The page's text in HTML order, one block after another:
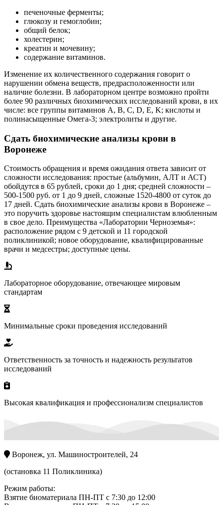
печеночные ферменты;
глюкозу и гемоглобин;
общий белок;
холестерин;
креатин и мочевину;
содержание витаминов.
Изменение их количественного содержания говорит о
нарушении обмена веществ, предрасположенности или
наличие болезни. В лабораторном центре возможно пройти
более 90 различных биохимических исследований крови, в их
числе: все группы витаминов A, B, C, D, E, K; кислоты и
полинасыщенные Омега-3; электролиты и другие.
Сдать биохимические анализы крови в
Воронеже
Стоимость обращения и время ожидания ответа зависит от
сложности исследования: простые (альбумин, АЛТ и АСТ)
обойдутся в 65 рублей, сроки до 1 дня; средней сложности –
500-1500 руб. от 1 до 9 дней, сложные 1520-4800 от суток до
17 дней. Сдать биохимические анализы крови в Воронеже –
это поручить здоровье настоящим специалистам влюбленным
в свое дело. Преимущества «Лаборатории Черноземья»:
расположение рядом с 9 детской и 11 городской
поликлиникой; новое оборудование, квалифицированные
врачи и медсестры; доступные цены.
Лабораторное оборудование, отвечающее мировым
стандартам
Минимальные сроки проведения исследований
Ответственность за точность и надежность результатов
исследований
Высокая квалификация и профессионализм специалистов
Воронеж, ул. Машиностроителей, 24
(остановка 11 Поликлиника)
Режим работы:
Взятие биоматериала ПН-ПТ с 7:30 до 12:00